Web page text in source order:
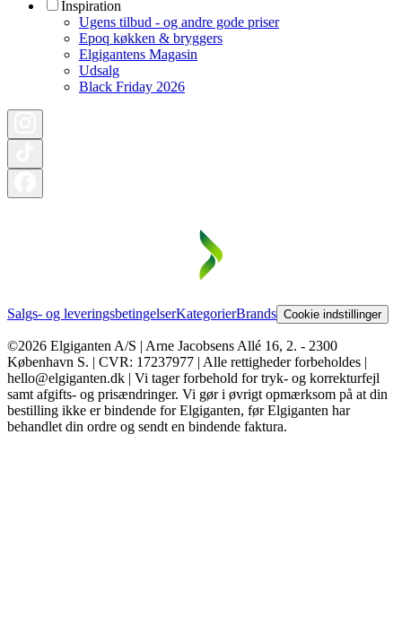
Inspiration
Ugens tilbud - og andre gode priser
Epoq køkken & bryggers
Elgigantens Magasin
Udsalg
Black Friday 2026
Salgs- og leveringsbetingelserKategorierBrands Cookie indstillinger
©2026 Elgiganten A/S | Arne Jacobsens Allé 16, 2. - 2300
København S. | CVR: 17237977 | Alle rettigheder forbeholdes |
hello@elgiganten.dk | Vi tager forbehold for tryk- og korrekturfejl
samt afgifts- og prisændringer. Vi gør i øvrigt opmærksom på at din
bestilling ikke er bindende for Elgiganten, før Elgiganten har
behandlet din ordre og sendt en bindende faktura.